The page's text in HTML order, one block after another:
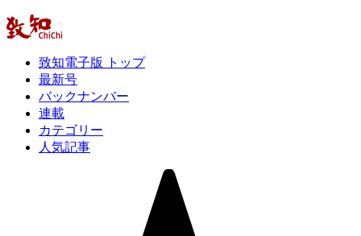
致知電子版 トップ
最新号
バックナンバー
連載
カテゴリー
人気記事